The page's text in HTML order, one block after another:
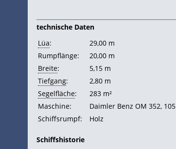
technische Daten
Lüa:
29,00 m
Rumpflänge:
20,00 m
Breite:
5,15 m
Tiefgang:
2,80 m
Segelfläche:
283 m²
Maschine:
Daimler Benz OM 352, 105
Schiffsrumpf:
Holz
Schiffshistorie